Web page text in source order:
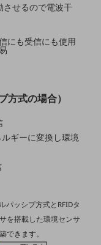
ドコモBiz かけ放題
させるので電波干
にも受信にも使用
方式の場合）
ギーに変換し環境
パッシブ方式とRFIDタ
を搭載した環境センサ
できます。